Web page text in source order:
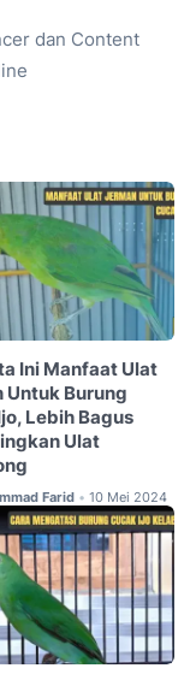
dan Content
Ini Manfaat Ulat
Untuk Burung
Lebih Bagus
Ulat
Farid • 10 Mei 2024